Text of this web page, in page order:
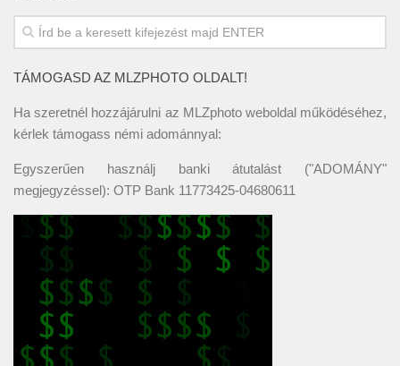
TÁMOGASD AZ MLZPHOTO OLDALT!
Ha szeretnél hozzájárulni az MLZphoto weboldal működéséhez,
kérlek támogass némi adománnyal:
Egyszerűen használj banki átutalást ("ADOMÁNY"
megjegyzéssel): OTP Bank 11773425-04680611